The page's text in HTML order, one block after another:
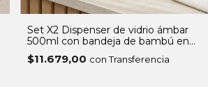
Set X2 Dispenser de vidrio ámbar
500ml con bandeja de bambú en
caja
$11.679,00 con Transferencia